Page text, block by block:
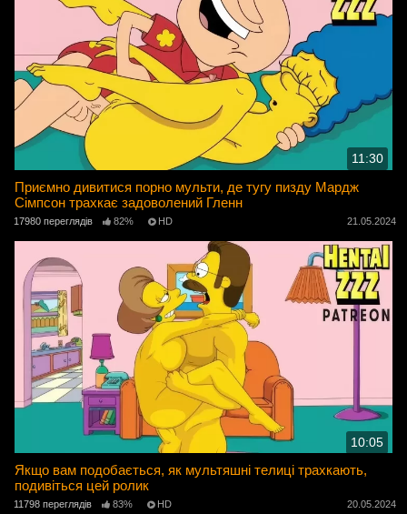
11:30
Приємно дивитися порно мульти, де тугу пизду Мардж
Сімпсон трахкає задоволений Гленн
17980 переглядів 82% HD 21.05.2024
10:05
Якщо вам подобається, як мультяшні телиці трахкають,
подивіться цей ролик
11798 переглядів 83% HD 20.05.2024